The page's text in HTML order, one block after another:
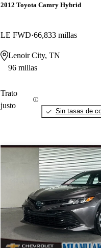
2012 Toyota Camry Hybrid
LE FWD 66,833 millas
Lenoir City, TN
96 millas
Trato
justo
Sin tasas de